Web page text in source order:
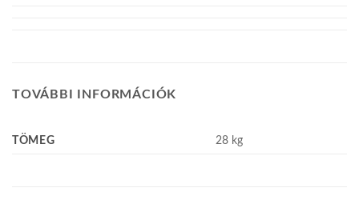
TOVÁBBI INFORMÁCIÓK
TÖMEG 28 kg